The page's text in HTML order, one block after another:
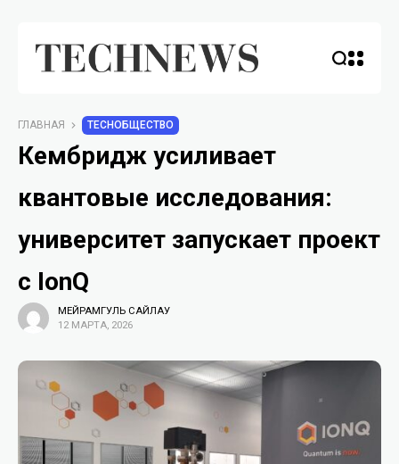
ГЛАВНАЯ TECHОБЩЕСТВО
Кембридж усиливает
квантовые исследования:
университет запускает проект
с IonQ
МЕЙРАМГУЛЬ САЙЛАУ
12 МАРТА, 2026